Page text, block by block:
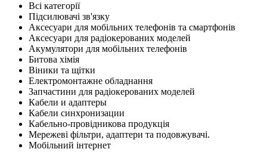
Всі категорії
Підсилювачі зв'язку
Аксесуари для мобільних телефонів та смартфонів
Аксесуари для радіокерованих моделей
Акумулятори для мобільних телефонів
Битова хімія
Віники та щітки
Електромонтажне обладнання
Запчастини для радіокерованих моделей
Кабели и адаптеры
Кабели синхронизации
Кабельно-провідникова продукція
Мережеві фільтри, адаптери та подовжувачі.
Мобільний інтернет